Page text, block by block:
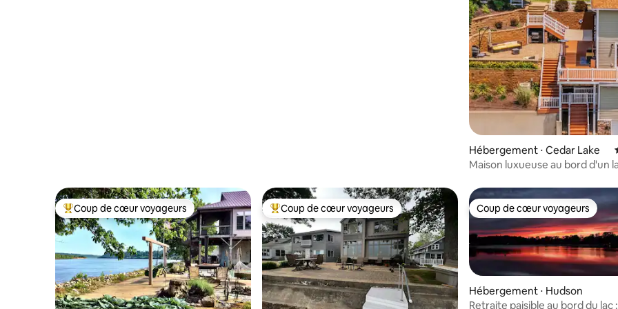
Hébergement ⋅ Cedar Lake
Maison luxueuse au bord d'un
Coups de cœur voyageurs les plus appréciés
Coup de cœur voyageurs Coups de cœur voyageurs les plus appréciés
Coup de cœur voyageurs Coup de cœur voyageurs
Coup de cœur voyageurs
Hébergement ⋅ Hudson
Retraite paisible au bord du lac : Nager -